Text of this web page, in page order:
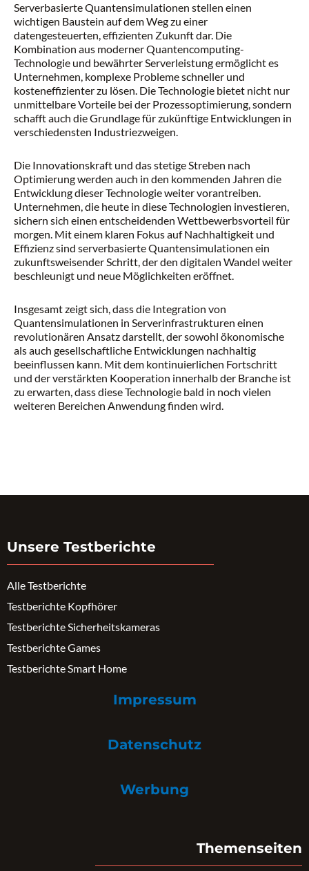
Serverbasierte Quantensimulationen stellen einen
wichtigen Baustein auf dem Weg zu einer
datengesteuerten, effizienten Zukunft dar. Die
Kombination aus moderner Quantencomputing-
Technologie und bewährter Serverleistung ermöglicht es
Unternehmen, komplexe Probleme schneller und
kosteneffizienter zu lösen. Die Technologie bietet nicht nur
unmittelbare Vorteile bei der Prozessoptimierung, sondern
schafft auch die Grundlage für zukünftige Entwicklungen in
verschiedensten Industriezweigen.
Die Innovationskraft und das stetige Streben nach
Optimierung werden auch in den kommenden Jahren die
Entwicklung dieser Technologie weiter vorantreiben.
Unternehmen, die heute in diese Technologien investieren,
sichern sich einen entscheidenden Wettbewerbsvorteil für
morgen. Mit einem klaren Fokus auf Nachhaltigkeit und
Effizienz sind serverbasierte Quantensimulationen ein
zukunftsweisender Schritt, der den digitalen Wandel weiter
beschleunigt und neue Möglichkeiten eröffnet.
Insgesamt zeigt sich, dass die Integration von
Quantensimulationen in Serverinfrastrukturen einen
revolutionären Ansatz darstellt, der sowohl ökonomische
als auch gesellschaftliche Entwicklungen nachhaltig
beeinflussen kann. Mit dem kontinuierlichen Fortschritt
und der verstärkten Kooperation innerhalb der Branche ist
zu erwarten, dass diese Technologie bald in noch vielen
weiteren Bereichen Anwendung finden wird.
Unsere Testberichte
Alle Testberichte
Testberichte Kopfhörer
Testberichte Sicherheitskameras
Testberichte Games
Testberichte Smart Home
Impressum
Datenschutz
Werbung
Themenseiten